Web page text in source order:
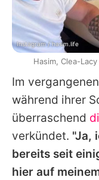
Im
während ihrer
überraschend
verkündet. "Ja,
bereits seit
hier auf
Instagram / hasim.life
Hasim, Clea-